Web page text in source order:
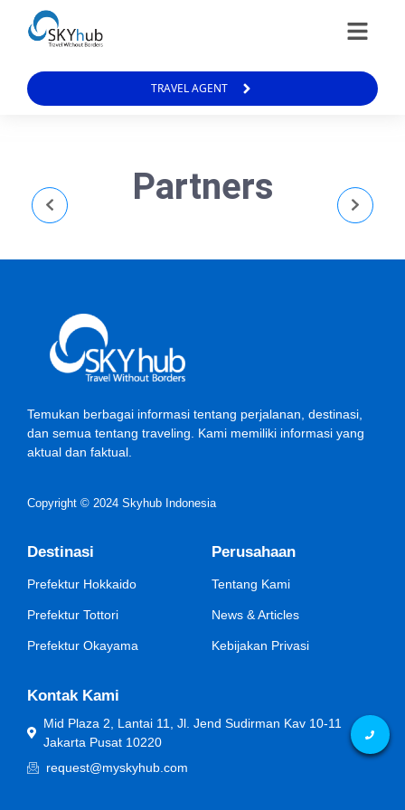
TRAVEL AGENT
Partners
Temukan berbagai informasi tentang perjalanan, destinasi,
dan semua tentang traveling. Kami memiliki informasi yang
aktual dan faktual.
Copyright © 2024 Skyhub Indonesia
Destinasi
Prefektur Hokkaido
Prefektur Tottori
Prefektur Okayama
Perusahaan
Tentang Kami
News & Articles
Kebijakan Privasi
Kontak Kami
Mid Plaza 2, Lantai 11, Jl. Jend Sudirman Kav 10-11
Jakarta Pusat 10220
request@myskyhub.com